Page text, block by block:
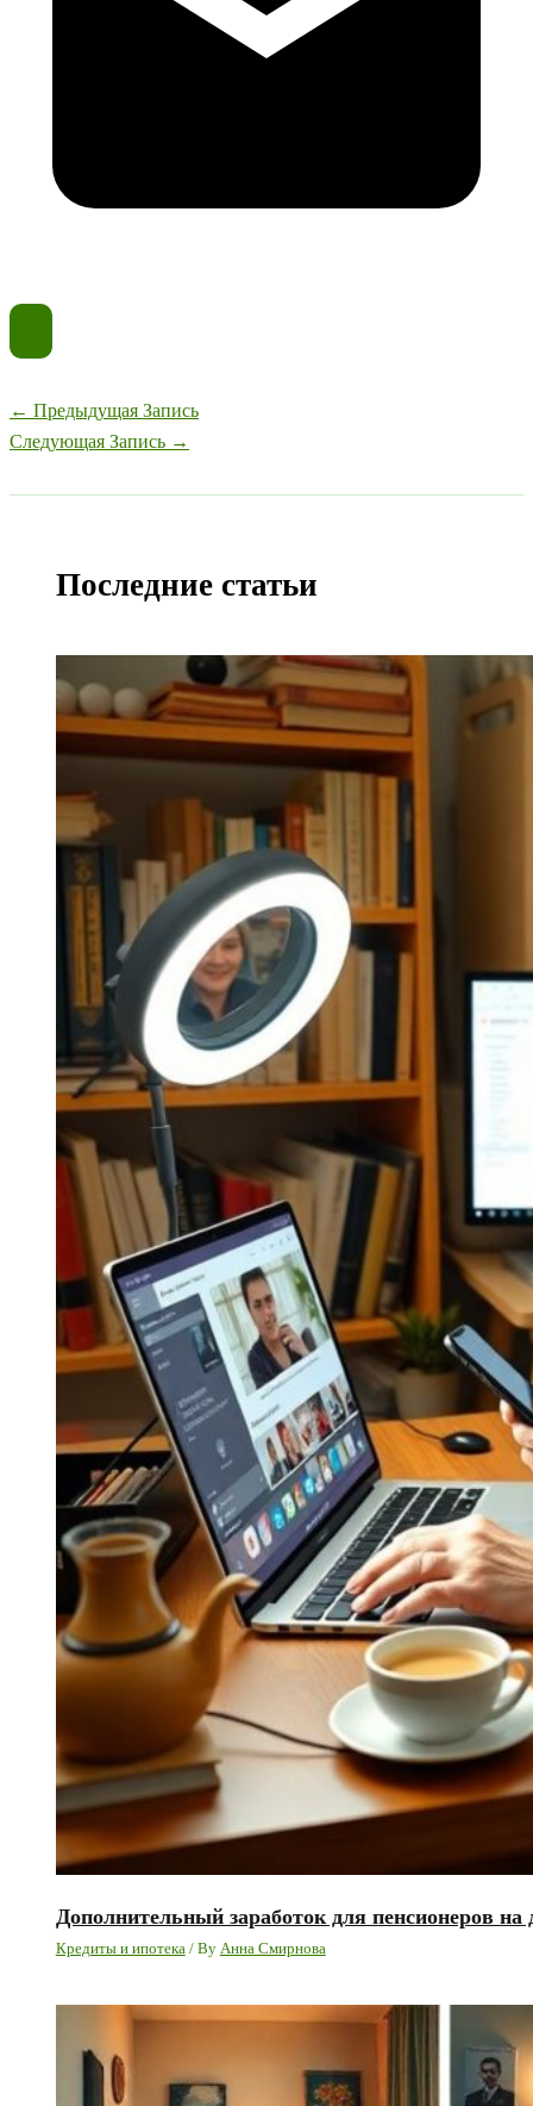
← Предыдущая Запись
Следующая Запись →
Последние статьи
Дополнительный заработок для пенсионеров
Кредиты и ипотека/ By Анна Смирнова